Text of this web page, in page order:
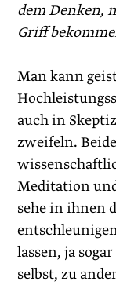
dem Denken,
Griff
Man kann
auch in
zweifeln.
Meditation
sehe in ihnen
lassen, ja
selbst, zu